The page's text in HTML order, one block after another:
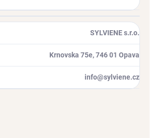
SYLVIENE s.r.o.
Krnovska 75e, 746 01 Opava
info@sylviene.cz